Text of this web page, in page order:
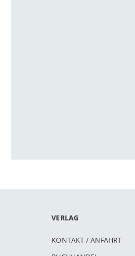
VERLAG
KONTAKT / ANFAHRT